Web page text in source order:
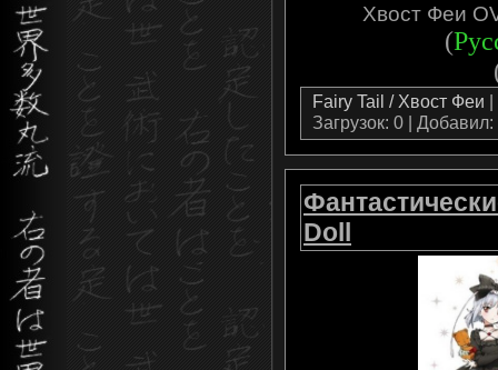
Хвост Феи
(
Fairy Tail / Хвост Феи |
Загрузок: 0 | Добавил:
Doll